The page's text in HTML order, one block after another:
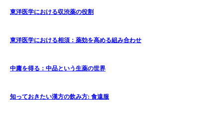
東洋医学における収渋薬の役割
東洋医学における相須：薬効を高める組み合わせ
中庸を得る：中品という生薬の世界
知っておきたい漢方の飲み方: 食遠服